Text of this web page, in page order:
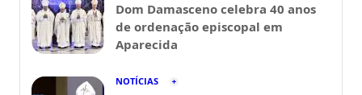
Dom Damasceno celebra 40 anos
de ordenação episcopal em
Aparecida
NOTÍCIAS